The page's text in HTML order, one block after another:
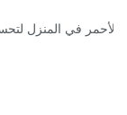
لوحة
الأحمر في المنزل